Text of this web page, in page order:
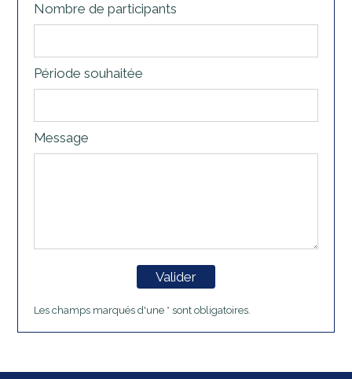
Nombre de participants
Période souhaitée
Message
Valider
Les champs marqués d'une * sont obligatoires.